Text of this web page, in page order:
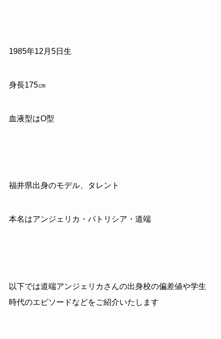
1985年12 月 5日生
身長175㎝
血液型はO型
福井県出身のモデル、タレント
本名はアンジェリカ・パトリシア・道端
以下では道端アンジェリカさんの出身校の偏差値や学生
時代のエピソードなどをご紹介いたします